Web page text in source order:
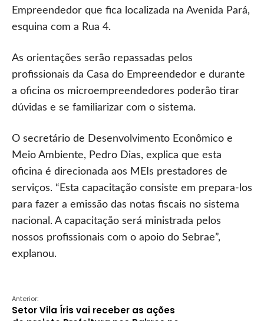
Empreendedor que fica localizada na Avenida Pará,
esquina com a Rua 4.
As orientações serão repassadas pelos
profissionais da Casa do Empreendedor e durante
a oficina os microempreendedores poderão tirar
dúvidas e se familiarizar com o sistema.
O secretário de Desenvolvimento Econômico e
Meio Ambiente, Pedro Dias, explica que esta
oficina é direcionada aos MEIs prestadores de
serviços. “Esta capacitação consiste em prepara-los
para fazer a emissão das notas fiscais no sistema
nacional. A capacitação será ministrada pelos
nossos profissionais com o apoio do Sebrae”,
explanou.
Anterior:
Setor Vila Íris vai receber as ações